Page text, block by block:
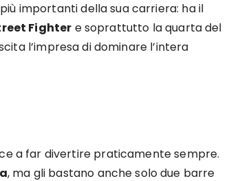
importanti della sua carriera: ha il
Fighter e soprattutto la quarta del
l’impresa di dominare l’intera
a far divertire praticamente sempre.
, ma gli bastano anche solo due barre